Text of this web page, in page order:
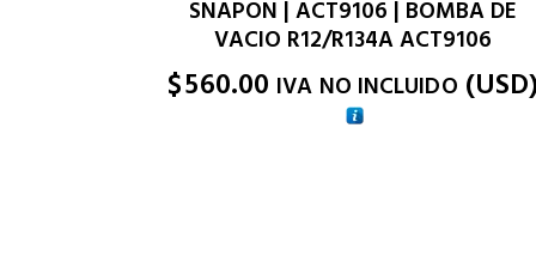
SNAPON | ACT9106 | BOMBA DE
VACIO R12/R134A ACT9106
$560.00 IVA NO INCLUIDO (USD